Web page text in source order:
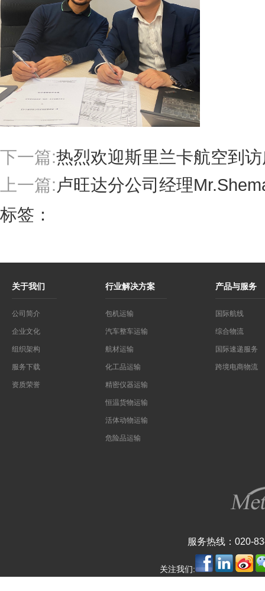
下一篇:热烈欢迎斯里兰卡航空到
上一篇:卢旺达分公司经理
标签：
关于我们
公司简介
企业文化
组织架构
服务下载
资质荣誉
行业解决方案
包机运输
汽车整车运输
航材运输
化工品运输
精密仪器运输
恒温货物运输
活体动物运输
危险品运输
产品与服务
国际航线
综合物流
国际速递服务
跨境电商物流
服务热线：020-
关注我们: